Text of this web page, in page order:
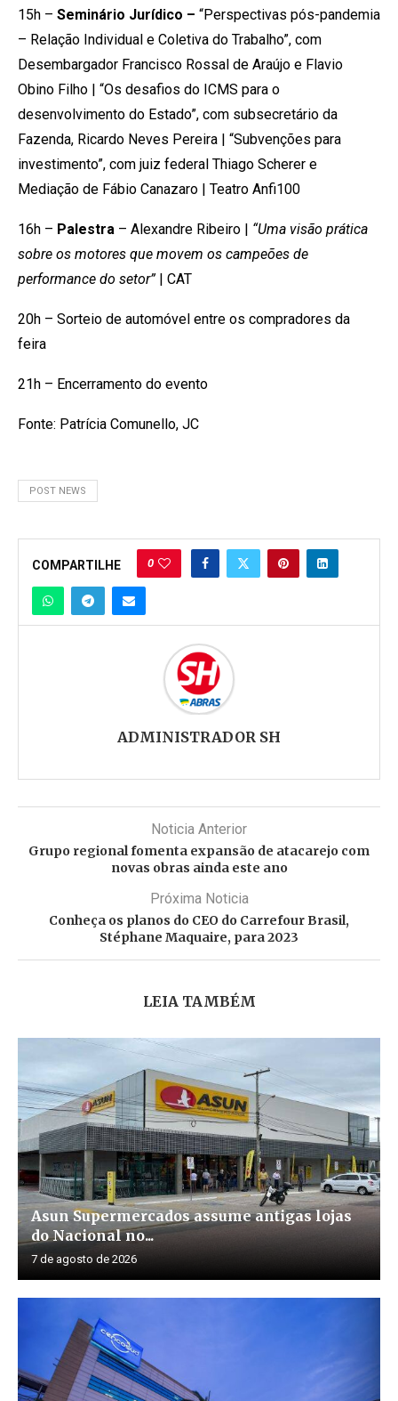
15h – Seminário Jurídico – “Perspectivas pós-pandemia
– Relação Individual e Coletiva do Trabalho”, com
Desembargador Francisco Rossal de Araújo e Flavio
Obino Filho | “Os desafios do ICMS para o
desenvolvimento do Estado”, com subsecretário da
Fazenda, Ricardo Neves Pereira | “Subvenções para
investimento”, com juiz federal Thiago Scherer e
Mediação de Fábio Canazaro | Teatro Anfi100
16h – Palestra – Alexandre Ribeiro | “Uma visão prática
sobre os motores que movem os campeões de
performance do setor” | CAT
20h – Sorteio de automóvel entre os compradores da
feira
21h – Encerramento do evento
Fonte: Patrícia Comunello, JC
POST NEWS
COMPARTILHE 0
ADMINISTRADOR SH
Noticia Anterior
Grupo regional fomenta expansão de atacarejo com
novas obras ainda este ano
Próxima Noticia
Conheça os planos do CEO do Carrefour Brasil,
Stéphane Maquaire, para 2023
LEIA TAMBÉM
Asun Supermercados assume antigas lojas
do Nacional no...
7 de agosto de 2026